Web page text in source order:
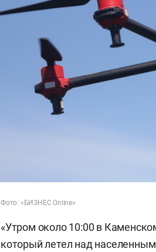
Фото: «БИЗНЕС Online»
«Утром около 10:00 в
который летел над